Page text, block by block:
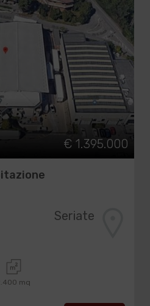
€ 1.395.000
Seriate
mq